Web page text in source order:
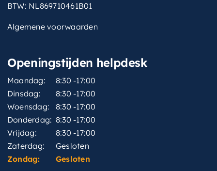
BTW: NL869710461B01
Algemene voorwaarden
Openingstijden helpdesk
Maandag:
8:30 -17:00
Dinsdag:
8:30 -17:00
Woensdag:
8:30 -17:00
Donderdag: 8:30 -17:00
Vrijdag:
8:30 -17:00
Zaterdag:
Gesloten
Zondag:
Gesloten